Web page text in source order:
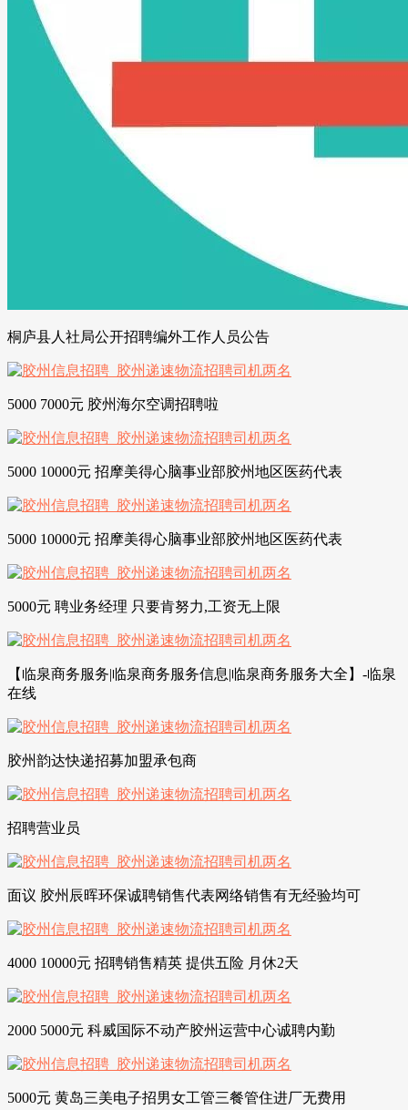
桐庐县人社局公开招聘编外工作人员公告
5000 7000元 胶州海尔空调招聘啦
5000 10000元 招摩美得心脑事业部胶州地区医药代表
5000 10000元 招摩美得心脑事业部胶州地区医药代表
5000元 聘业务经理 只要肯努力,工资无上限
【临泉商务服务|临泉商务服务信息|临泉商务服务大全】-临泉
在线
胶州韵达快递招募加盟承包商
招聘营业员
面议 胶州辰晖环保诚聘销售代表网络销售有无经验均可
4000 10000元 招聘销售精英 提供五险 月休2天
2000 5000元 科威国际不动产胶州运营中心诚聘内勤
5000元 黄岛三美电子招男女工管三餐管住进厂无费用